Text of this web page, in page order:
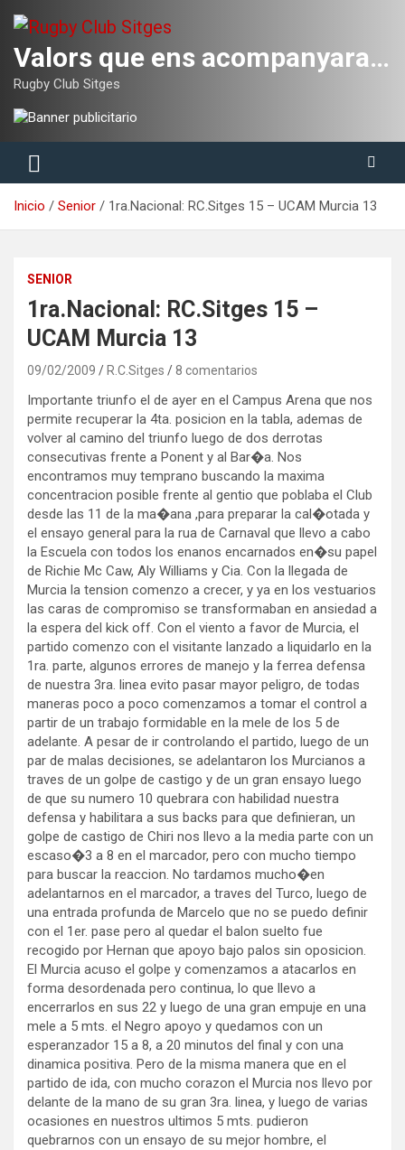
contenido
Valors que ens acompanyaran tota la vida
Rugby Club Sitges
Inicio Senior 1ra.Nacional: RC.Sitges 15 – UCAM Murcia 13
SENIOR
1ra.Nacional: RC.Sitges 15 –
UCAM Murcia 13
09/02/2009 R.C.Sitges 8 comentarios
Importante triunfo el de ayer en el Campus Arena que nos
permite recuperar la 4ta. posicion en la tabla, ademas de
volver al camino del triunfo luego de dos derrotas
consecutivas frente a Ponent y al Bar�a. Nos
encontramos muy temprano buscando la maxima
concentracion posible frente al gentio que poblaba el Club
desde las 11 de la ma�ana ,para preparar la cal�otada y
el ensayo general para la rua de Carnaval que llevo a cabo
la Escuela con todos los enanos encarnados en�su papel
de Richie Mc Caw, Aly Williams y Cia. Con la llegada de
Murcia la tension comenzo a crecer, y ya en los vestuarios
las caras de compromiso se transformaban en ansiedad a
la espera del kick off. Con el viento a favor de Murcia, el
partido comenzo con el visitante lanzado a liquidarlo en la
1ra. parte, algunos errores de manejo y la ferrea defensa
de nuestra 3ra. linea evito pasar mayor peligro, de todas
maneras poco a poco comenzamos a tomar el control a
partir de un trabajo formidable en la mele de los 5 de
adelante. A pesar de ir controlando el partido, luego de un
par de malas decisiones, se adelantaron los Murcianos a
traves de un golpe de castigo y de un gran ensayo luego
de que su numero 10 quebrara con habilidad nuestra
defensa y habilitara a sus backs para que definieran, un
golpe de castigo de Chiri nos llevo a la media parte con un
escaso�3 a 8 en el marcador, pero con mucho tiempo
para buscar la reaccion. No tardamos mucho�en
adelantarnos en el marcador, a traves del Turco, luego de
una entrada profunda de Marcelo que no se puedo definir
con el 1er. pase pero al quedar el balon suelto fue
recogido por Hernan que apoyo bajo palos sin oposicion.
El Murcia acuso el golpe y comenzamos a atacarlos en
forma desordenada pero continua, lo que llevo a
encerrarlos en sus 22 y luego de una gran empuje en una
mele a 5 mts. el Negro apoyo y quedamos con un
esperanzador 15 a 8, a 20 minutos del final y con una
dinamica positiva. Pero de la misma manera que en el
partido de ida, con mucho corazon el Murcia nos llevo por
delante de la mano de su gran 3ra. linea, y luego de varias
ocasiones en nuestros ultimos 5 mts. pudieron
quebrarnos con un ensayo de su mejor hombre, el